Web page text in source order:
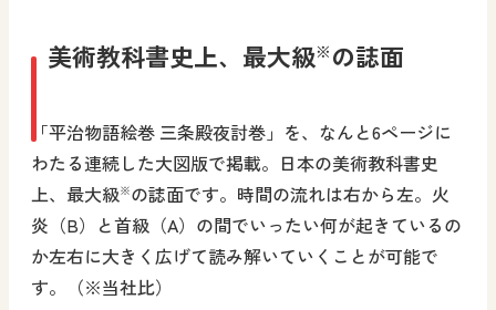
美術教科書史上、最大級※ の誌面
「平治物語絵巻 三条殿夜討巻」を、なんと6ページに
わたる連続した大図版で掲載。日本の美術教科書史
上、最大級※の誌面です。時間の流れは右から左。火
炎（B）と首級（A）の間でいったい何が起きているの
か左右に大きく広げて読み解いていくことが可能で
す。（※当社比）